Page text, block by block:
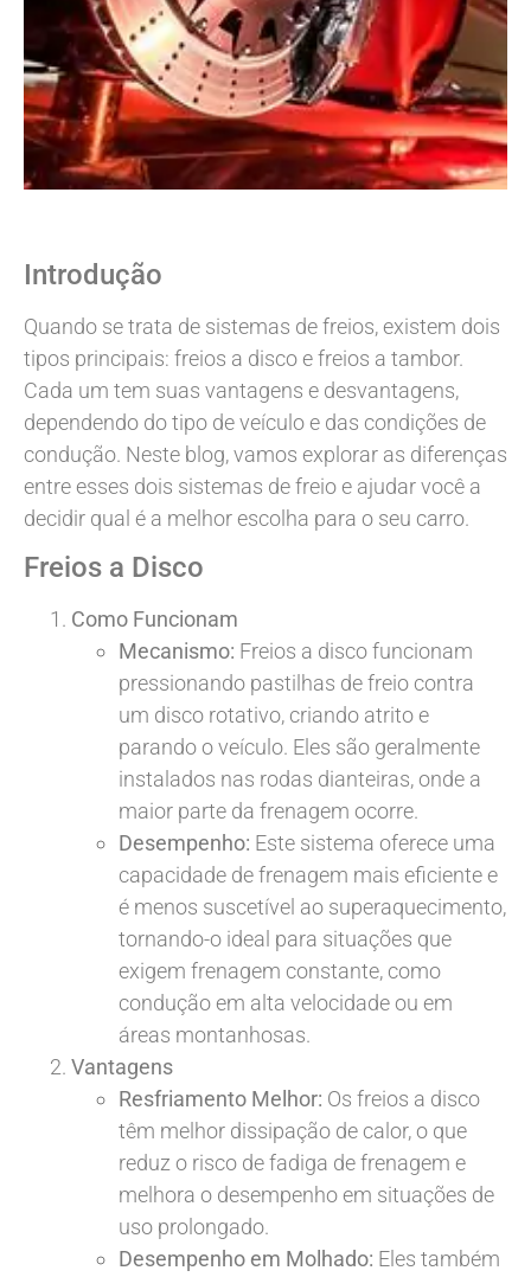
Introdução
Quando se trata de sistemas de freios, existem dois
tipos principais: freios a disco e freios a tambor.
Cada um tem suas vantagens e desvantagens,
dependendo do tipo de veículo e das condições de
condução. Neste blog, vamos explorar as diferenças
entre esses dois sistemas de freio e ajudar você a
decidir qual é a melhor escolha para o seu carro.
Freios a Disco
Como Funcionam
Mecanismo: Freios a disco funcionam
pressionando pastilhas de freio contra
um disco rotativo, criando atrito e
parando o veículo. Eles são geralmente
instalados nas rodas dianteiras, onde a
maior parte da frenagem ocorre.
Desempenho: Este sistema oferece uma
capacidade de frenagem mais eficiente e
é menos suscetível ao superaquecimento,
tornando-o ideal para situações que
exigem frenagem constante, como
condução em alta velocidade ou em
áreas montanhosas.
Vantagens
Resfriamento Melhor: Os freios a disco
têm melhor dissipação de calor, o que
reduz o risco de fadiga de frenagem e
melhora o desempenho em situações de
uso prolongado.
Desempenho em Molhado: Eles também